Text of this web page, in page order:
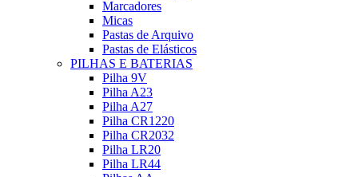
Marcadores
Micas
Pastas de Arquivo
Pastas de Elásticos
PILHAS E BATERIAS
Pilha 9V
Pilha A23
Pilha A27
Pilha CR1220
Pilha CR2032
Pilha LR20
Pilha LR44